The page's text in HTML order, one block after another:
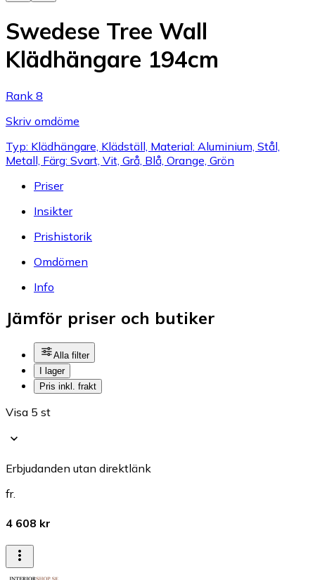
Swedese Tree Wall
Klädhängare 194cm
Rank 8
Skriv omdöme
Typ: Klädhängare, Klädställ, Material: Aluminium, Stål,
Metall, Färg: Svart, Vit, Grå, Blå, Orange, Grön
Priser
Insikter
Prishistorik
Omdömen
Info
Jämför priser och butiker
Alla filter
I lager
Pris inkl. frakt
Visa 5 st
Erbjudanden utan direktlänk
fr.
4 608 kr